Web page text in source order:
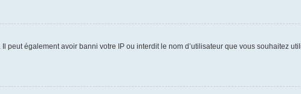
également avoir banni votre IP ou interdit le nom d’utilisateur que vous souhaitez